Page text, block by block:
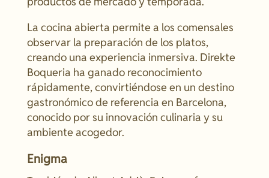
La cocina abierta permite a los comensales
observar la preparación de los platos,
creando una experiencia inmersiva. Direkte
Boqueria ha ganado reconocimiento
rápidamente, convirtiéndose en un destino
gastronómico de referencia en Barcelona,
conocido por su innovación culinaria y su
ambiente acogedor.
Enigma